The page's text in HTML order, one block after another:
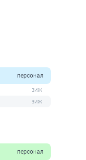
персонал
персонал